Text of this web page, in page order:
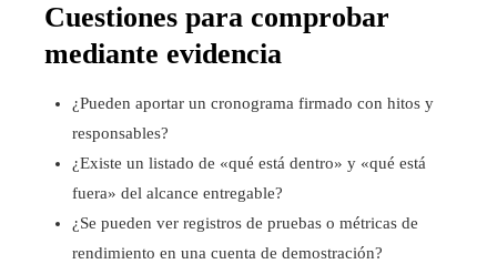
Cuestiones para comprobar
mediante evidencia
¿Pueden aportar un cronograma firmado con hitos y
responsables?
¿Existe un listado de «qué está dentro» y «qué está
fuera» del alcance entregable?
¿Se pueden ver registros de pruebas o métricas de
rendimiento en una cuenta de demostración?